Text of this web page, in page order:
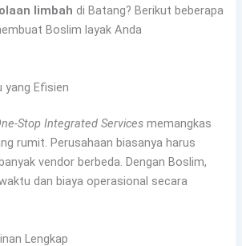
limbah di Batang? Berikut beberapa
Boslim layak Anda
yang Efisien
Stop Integrated Services memangkas
rumit. Perusahaan biasanya harus
vendor berbeda. Dengan Boslim,
dan biaya operasional secara
Lengkap